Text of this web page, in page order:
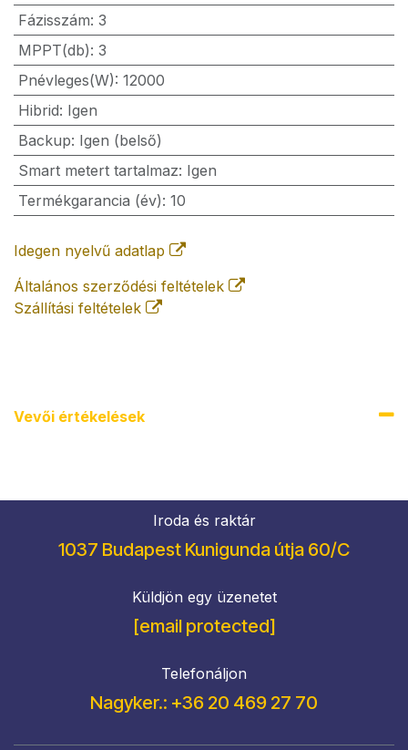
Fázisszám: 3
MPPT(db): 3
Pnévleges(W): 12000
Hibrid: Igen
Backup: Igen (belső)
Smart metert tartalmaz: Igen
Termékgarancia (év): 10
Idegen nyelvű adatlap
Általános szerződési feltételek
Szállítási feltételek
Vevői értékel​ések
Iroda és raktár
1037 Budapest Kunigunda útja 60/C
Küldjön egy üzenetet
[email protected]
Telefonáljon
Nagyker.: +36 20 469 27 70